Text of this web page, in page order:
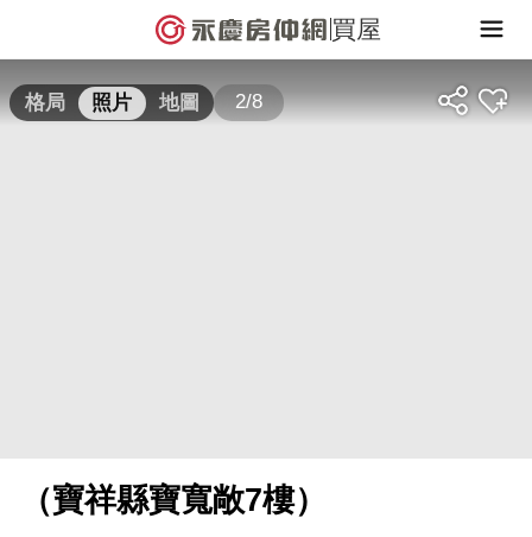
買屋
格局 照片 地圖 2/8
（寶祥縣寶寬敞7樓）